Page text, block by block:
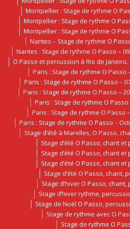
Montpellier : Stage de rythme O
Montpellier : Stage de rythme O
Montpellier : Stage de rythme O
Nantes – Stage de rythme O
Nantes : Stage de rythme O Passo –
O Passo et percussion à Rio de Janeiro.
Paris : Stage de rythme O Passo
Paris : Stage de rythme O Passo –
Paris : Stage de rythme O Passo –
Paris : Stage de rythme O Passo
Paris : Stage de rythme O Passo
Paris : Stage de rythme O Passo –
Stage d’été à Marelles, O Passo,
Stage d’été O Passo, chant et
Stage d’été O Passo, chant
Stage d’été O Passo, chant et
Stage d’été O Passo, chant,
Stage d’hiver O Passo, chant,
Stage d’hiver rythme,
Stage de Noël O Passo,
Stage de rythme avec O
Stage de rythme O